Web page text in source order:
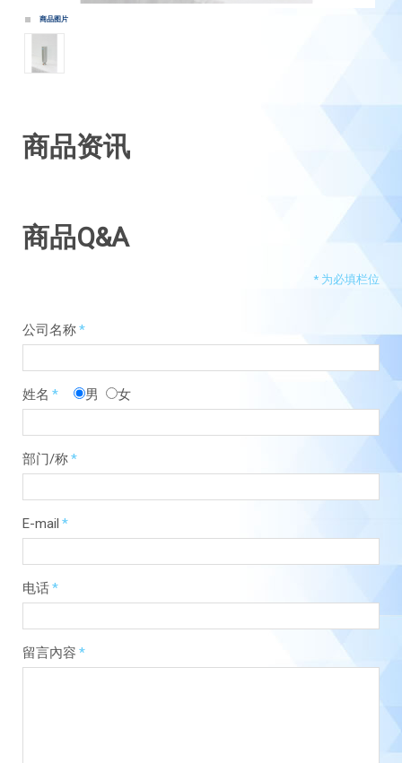
商品图片
商品资讯
商品Q&A
* 为必填栏位
公司名称*
姓名 * 男 女
部门/称*
E-mail *
电话*
留言內容 *